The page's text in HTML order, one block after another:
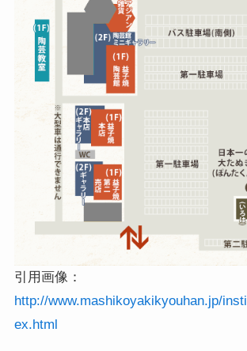
引用画像：
http://www.mashikoyakikyouhan.jp/
ex.html